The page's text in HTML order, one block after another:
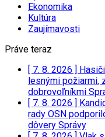
Ekonomika
Kultúra
Zaujímavosti
Práve teraz
[ 7. 8. 2026 ]
lesnými požiarmi,
dobrovoľníkmi
[ 7. 8. 2026 ]
rady OSN
dôvery Správy